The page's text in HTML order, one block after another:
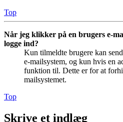
Top
Når jeg klikker på en brugers e-
logge ind?
Kun tilmeldte brugere kan
e-mailsystem, og kun hvis en
funktion til. Dette er for at
mailsystemet.
Top
Skrive et indlæg